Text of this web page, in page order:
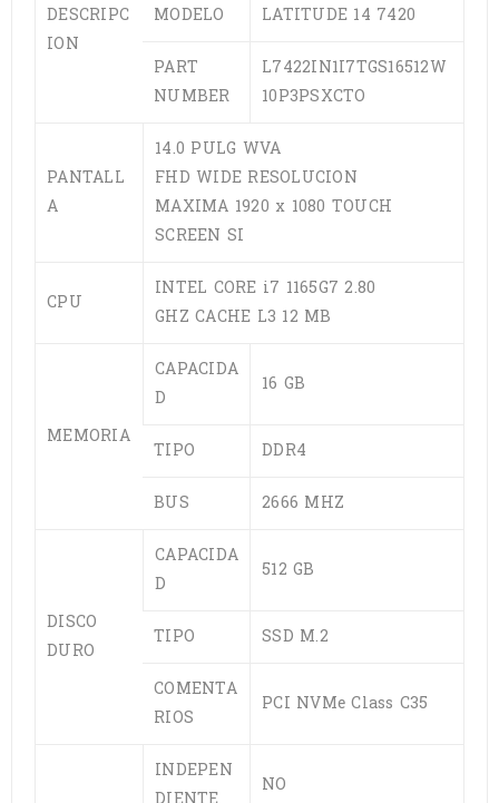
DESCRIPC
ION
MODELO
LATITUDE 14 7420
PART
NUMBER
L7422IN1I7TGS16512W
10P3PSXCTO
PANTALL
A
14.0 PULG WVA
FHD WIDE RESOLUCION
MAXIMA 1920 x 1080 TOUCH
SCREEN SI
CPU
INTEL CORE i7 1165G7 2.80
GHZ CACHE L3 12 MB
MEMORIA
CAPACIDA
D
16 GB
TIPO
DDR4
BUS
2666 MHZ
DISCO
DURO
CAPACIDA
D
512 GB
TIPO
SSD M.2
COMENTA
RIOS
PCI NVMe Class C35
INDEPEN
NO